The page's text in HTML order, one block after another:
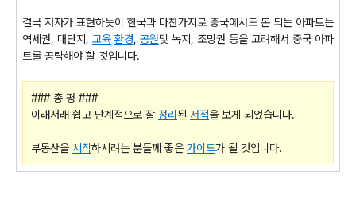
결국 저자가 표현하듯이 한국과 마찬가지로 중국에서도 돈 되는 아파트는
역세권, 대단지, 교육 환경 공원및 녹지, 조망권 등을 고려해서 중국 아파
트를 공략해야 할 것입니다.
### 총 평 ###
이래저래 쉽고 단계적으로 잘 정리 된 서적을 보게 되었습니다.
부동산을 시작하시려는 분들께 좋은 가이드가 될 것입니다.